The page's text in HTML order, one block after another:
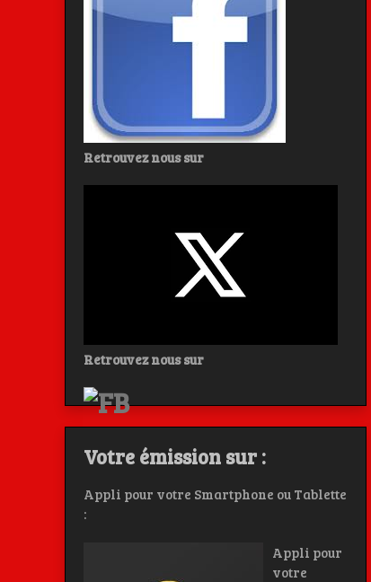
Retrouvez nous sur
Retrouvez nous sur
Votre émission sur :
Appli pour votre Smartphone ou Tablette
:
Appli pour
votre